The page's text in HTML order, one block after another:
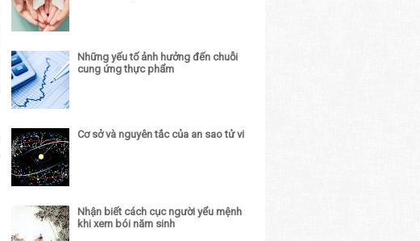
Những yếu tố ảnh hưởng đến chuỗi
cung ứng thực phẩm
Cơ sở và nguyên tắc của an sao tử vi
Nhận biết cách cục người yểu mệnh
khi xem bói năm sinh